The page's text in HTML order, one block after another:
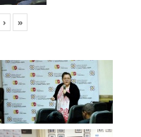
› »